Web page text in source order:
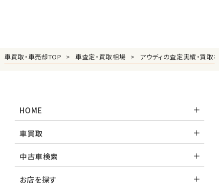
車買取・車売却TOP 車査定・買取相場 アウディの査定実績・買取
HOME
車買取
中古車検索
お店を探す